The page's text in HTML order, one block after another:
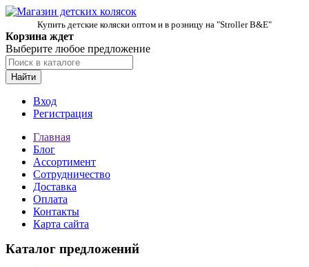
Купить детские коляски оптом и в розницу на "Stroller B&E"
Корзина ждет
Выберите любое предложение
Найти
Вход
Регистрация
Главная
Блог
Ассортимент
Сотрудничество
Доставка
Оплата
Контакты
Карта сайта
Каталог предложений